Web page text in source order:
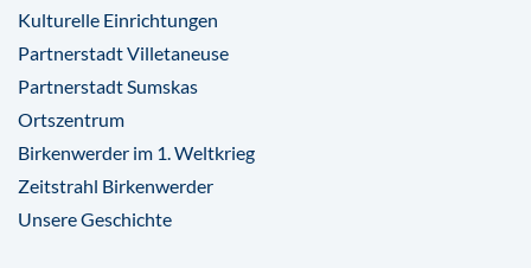
Kulturelle Einrichtungen
Partnerstadt Villetaneuse
Partnerstadt Sumskas
Ortszentrum
Birkenwerder im 1. Weltkrieg
Zeitstrahl Birkenwerder
Unsere Geschichte